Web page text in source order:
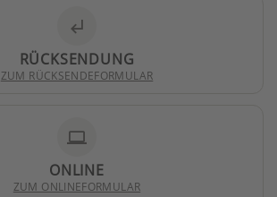
subdirectory_arrow_left
RÜCKSENDUNG
ZUM RÜCKSENDEFORMULAR
laptop
ONLINE
ZUM ONLINEFORMULAR